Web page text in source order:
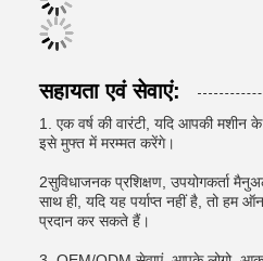
सहायता एवं सेवाएं:
1. एक वर्ष की वारंटी, यदि आपकी मशीन
इसे मुफ्त में मरम्मत करेंगे।
2सुविधाजनक प्रशिक्षण, उपयोगकर्ता
साथ ही, यदि यह पर्याप्त नहीं है, तो हम
प्रदान कर सकते हैं।